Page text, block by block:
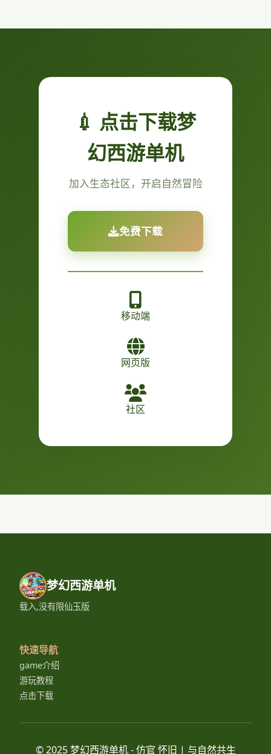
💉 点击下载梦
幻西游单机
加入生态社区，开启自然冒险
免费下载
移动端
网页版
社区
梦幻西游单机
载入,没有限仙玉版
快速导航
game介绍
游玩教程
点击下载
© 2025 梦幻西游单机 - 仿官 怀旧 | 与自然共生